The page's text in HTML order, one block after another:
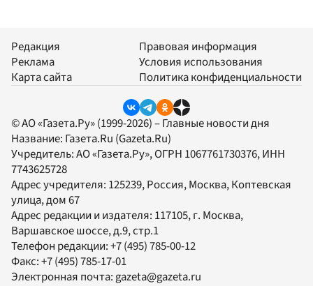
Редакция
Реклама
Карта сайта
Правовая информация
Условия использования
Политика конфиденциальности
© АО «Газета.Ру» (1999-2026) – Главные новости дня
Название: Газета.Ru (Gazeta.Ru)
Учредитель:АО «Газета.Ру», ОГРН 1067761730376, ИНН
7743625728
Адрес учредителя: 125239, Россия, Москва, Коптевская
улица, дом 67
Адрес редакции и издателя: 117105, г. Москва,
Варшавское шоссе, д.9, стр.1
Телефон редакции:+7 (495) 785-00-12
Факс:+7 (495) 785-17-01
Электронная почта: gazeta@gazeta.ru